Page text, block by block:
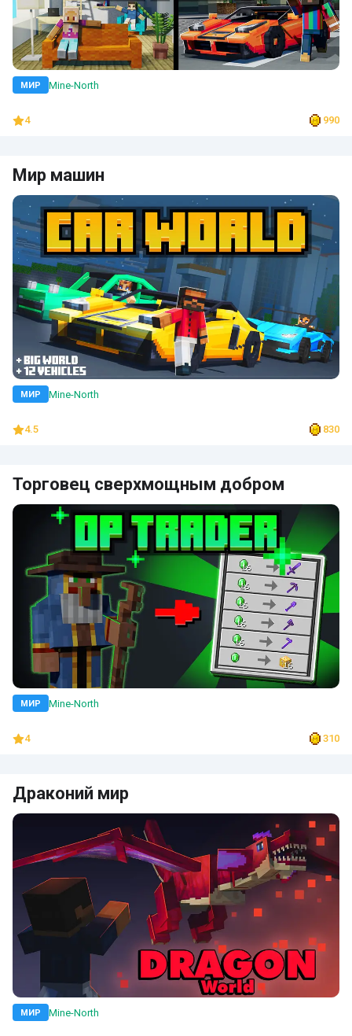
МИР Mine-North
4 990
Мир машин
МИР Mine-North
4.5 830
Торговец сверхмощным добром
МИР Mine-North
4 310
Драконий мир
МИР Mine-North